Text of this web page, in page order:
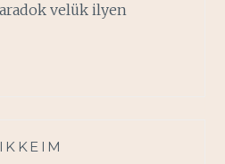
velük ilyen